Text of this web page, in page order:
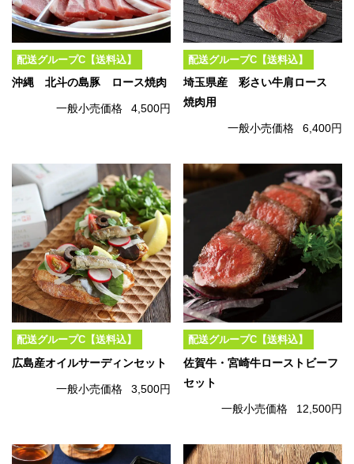
配送グループC【送料込】
沖縄 北斗の島豚 ロース焼肉
一般小売価格 4,500円
配送グループC【送料込】
埼玉県産 彩さい牛肩ロース
焼肉用
一般小売価格 6,400円
配送グループC【送料込】
広島産オイルサーディンセット
一般小売価格 3,500円
配送グループC【送料込】
佐賀牛・宮崎牛ローストビーフ
セット
一般小売価格 12,500円